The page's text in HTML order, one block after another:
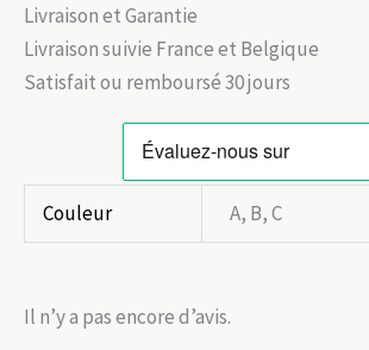
Livraison et Garantie
Livraison suivie France et Belgique
Satisfait ou remboursé 30 jours
Couleur A, B, C
Il n’y a pas encore d’avis.